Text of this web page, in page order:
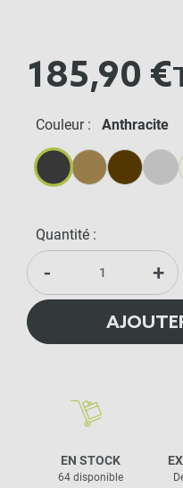
185,90 €
Couleur : Anthracite
Quantité :
- +
EN STOCK
64 disponible